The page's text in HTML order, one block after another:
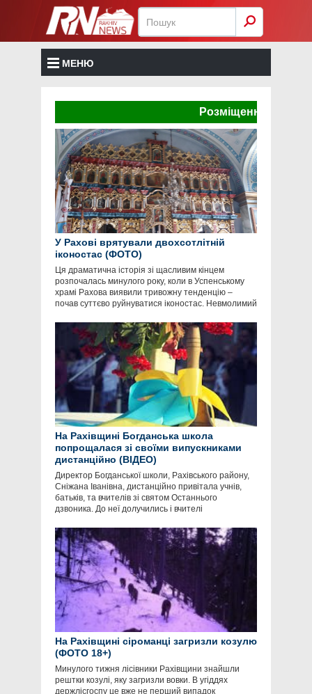
МЕНЮ
Розміщення реклами
У Рахові врятували двохсотлітній
іконостас (ФОТО)
Ця драматична історія зі щасливим кінцем
розпочалась минулого року, коли в Успенському
храмі Рахова виявили тривожну тенденцію –
почав суттєво руйнуватися іконостас. Невмолимий
На Рахівщині Богданська школа
попрощалася зі своїми випускниками
дистанційно (ВІДЕО)
Директор Богданської школи, Рахівського району,
Сніжана Іванівна, дистанційно привітала учнів,
батьків, та вчителів зі святом Останнього
дзвоника. До неї долучились і вчителі
На Рахівщині сіроманці загризли козулю
(ФОТО 18+)
Минулого тижня лісівники Рахівщини знайшли
рештки козулі, яку загризли вовки. В угіддях
держлісгоспу це вже не перший випадок